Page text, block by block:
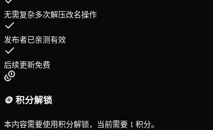
无需复杂多次解压改名操作
发布者已亲测有效
后续更新免费
🪙 积分解锁
本内容需要使用积分解锁，当前需要 1 积分。